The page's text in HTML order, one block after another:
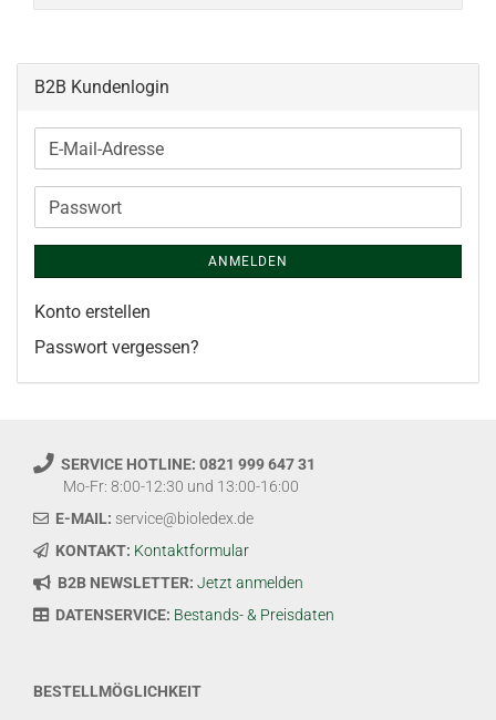
B2B Kundenlogin
E-
Mail-
Adresse
Passwort
ANMELDEN
Konto erstellen
Passwort vergessen?
SERVICE HOTLINE: 0821 999 647 31
Mo-Fr: 8:00-12:30 und 13:00-16:00
E-MAIL: service@bioledex.de
KONTAKT: Kontaktformular
B2B NEWSLETTER: Jetzt anmelden
DATENSERVICE: Bestands- & Preisdaten
BESTELLMÖGLICHKEIT